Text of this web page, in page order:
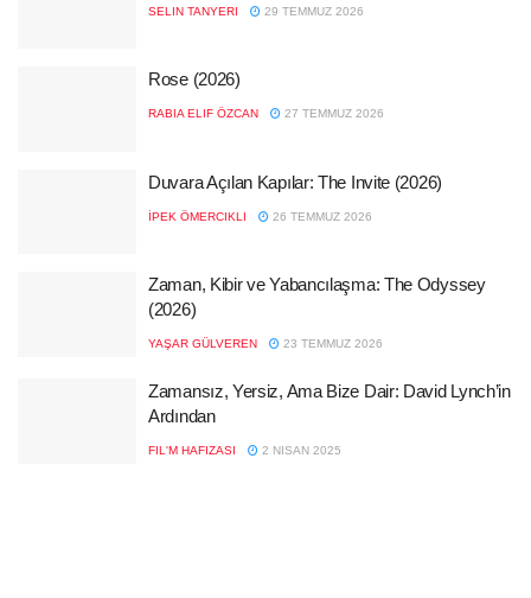
SELIN TANYERI 29 TEMMUZ 2026
Rose (2026)
RABIA ELIF ÖZCAN 27 TEMMUZ 2026
Duvara Açılan Kapılar: The Invite (2026)
İPEK ÖMERCIKLI 26 TEMMUZ 2026
Zaman, Kibir ve Yabancılaşma: The Odyssey
(2026)
YAŞAR GÜLVEREN 23 TEMMUZ 2026
Zamansız, Yersiz, Ama Bize Dair: David Lynch’in
Ardından
FIL'M HAFIZASI 2 NISAN 2025